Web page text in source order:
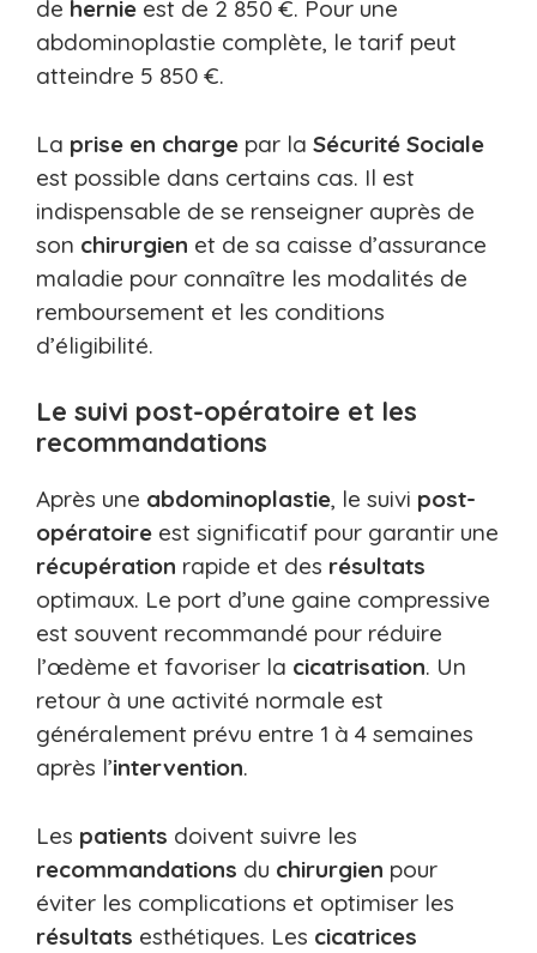
de hernie est de 2 850 €. Pour une
abdominoplastie complète, le tarif peut
atteindre 5 850 €.
La prise en charge par la Sécurité Sociale
est possible dans certains cas. Il est
indispensable de se renseigner auprès de
son chirurgien et de sa caisse d’assurance
maladie pour connaître les modalités de
remboursement et les conditions
d’éligibilité.
Le suivi post-opératoire et les
recommandations
Après une abdominoplastie, le suivi post-
opératoire est significatif pour garantir une
récupération rapide et des résultats
optimaux. Le port d’une gaine compressive
est souvent recommandé pour réduire
l’œdème et favoriser la cicatrisation. Un
retour à une activité normale est
généralement prévu entre 1 à 4 semaines
après l’intervention.
Les patients doivent suivre les
recommandations du chirurgien pour
éviter les complications et optimiser les
résultats esthétiques. Les cicatrices